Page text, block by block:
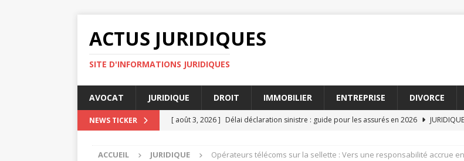
ACTUS JURIDIQUES
SITE D'INFORMATIONS JURIDIQUES
AVOCAT JURIDIQUE DROIT IMMOBILIER ENTREPRISE DIVORCE
NEWS TICKER [ août 3, 2026 ] Délai déclaration sinistre : guide pour les assurés en 2026
JURIDIQUE
ACCUEIL JURIDIQUE
Opérateurs télécoms sur la sellette : Vers une responsabilité accrue